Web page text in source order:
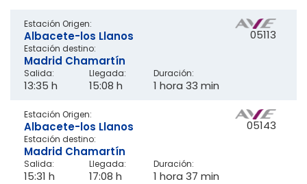
05113
Salida:
13:35 h
Llegada:
15:08 h
Duración:
1 hora 33 min
Estación Origen:
Albacete-los Llanos
Estación destino:
Madrid Chamartín
05143
Salida:
15:31 h
Llegada:
17:08 h
Duración:
1 hora 37 min
Estación Origen:
Albacete-los Llanos
Estación destino:
Madrid Chamartín